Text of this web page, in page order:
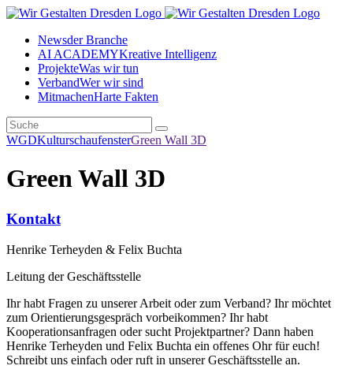
Newsder Branche
AI ACADEMYKreative Intelligenz
ProjekteWas wir tun
VerbandWer wir sind
MitmachenHarte Fakten
WGDKulturschaufensterGreen Wall 3D
Green Wall 3D
Kontakt
Henrike Terheyden & Felix Buchta
Leitung der Geschäftsstelle
Ihr habt Fragen zu unserer Arbeit oder zum Verband? Ihr möchtet
zum Orientierungsgespräch vorbeikommen? Ihr habt
Kooperationsanfragen oder sucht Projektpartner? Dann haben
Henrike Terheyden und Felix Buchta ein offenes Ohr für euch!
Schreibt uns einfach oder ruft in unserer Geschäftsstelle an.